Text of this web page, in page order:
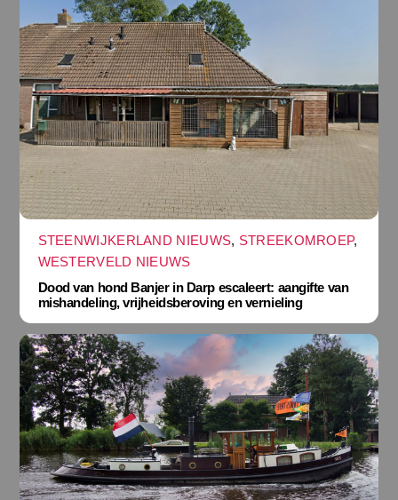
STEENWIJKERLAND NIEUWS, STREEKOMROEP,
WESTERVELD NIEUWS
Dood van hond Banjer in Darp escaleert: aangifte van
mishandeling, vrijheidsberoving en vernieling